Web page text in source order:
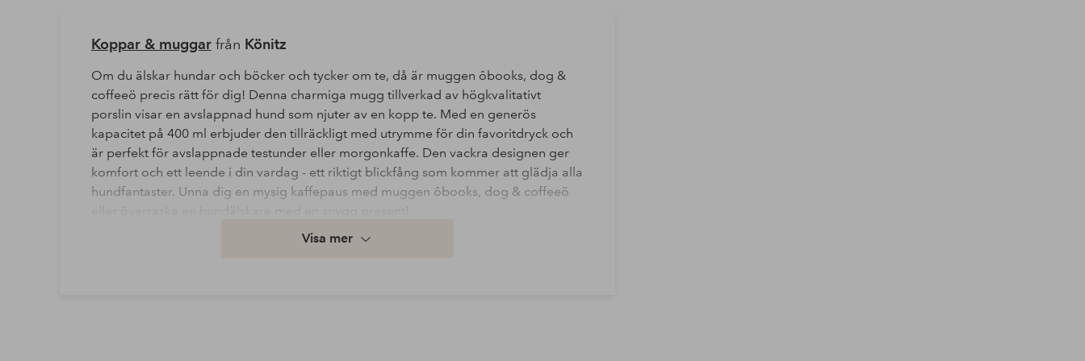
Koppar & muggarfrån Könitz
Om du älskar hundar och böcker och tycker om te, då är muggen ôbooks, dog &
coffeeö precis rätt för dig! Denna charmiga mugg tillverkad av högkvalitativt
porslin visar en avslappnad hund som njuter av en kopp te. Med en generös
kapacitet på 400 ml erbjuder den tillräckligt med utrymme för din favoritdryck och
är perfekt för avslappnade testunder eller morgonkaffe. Den vackra designen ger
komfort och ett leende i din vardag - ett riktigt blickfång som kommer att glädja alla
hundfantaster. Unna dig en mysig kaffepaus med muggen ôbooks, dog & coffeeö
eller överraska en hundälskare med en snygg present!
Visa mer